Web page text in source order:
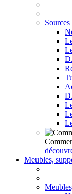
Meubles,